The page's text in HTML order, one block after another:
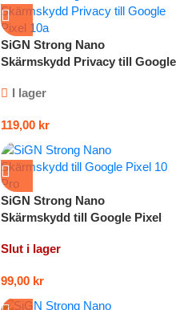
SiGN Strong Nano
Skärmskydd Privacy till Google
I lager
119,00 kr
SiGN Strong Nano
Skärmskydd till Google Pixel
Slut i lager
99,00 kr